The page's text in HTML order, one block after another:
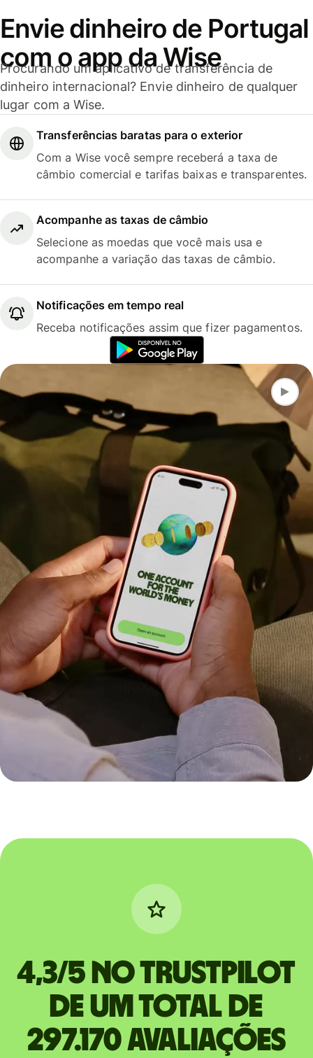
Envie dinheiro de Portugal
com o app da Wise
Procurando um aplicativo de transferência de
dinheiro internacional? Envie dinheiro de qualquer
lugar com a Wise.
Transferências baratas para o exterior
Com a Wise você sempre receberá a taxa de
câmbio comercial e tarifas baixas e transparentes.
Acompanhe as taxas de câmbio
Selecione as moedas que você mais usa e
acompanhe a variação das taxas de câmbio.
Notificações em tempo real
Receba notificações assim que fizer pagamentos.
4,3/5 no Trustpilot
de um total de
297.170 avaliações